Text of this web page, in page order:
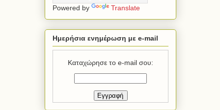
Powered by Translate
Ημερήσια ενημέρωση με e-mail
Καταχώρησε το e-mail σου: